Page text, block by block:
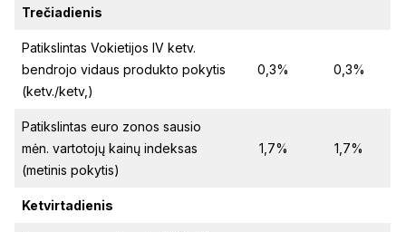
Trečiadienis
Patikslintas Vokietijos IV ketv.
bendrojo vidaus produkto pokytis
(ketv./ketv,)
0,3% 0,3%
Patikslintas euro zonos sausio
mėn. vartotojų kainų indeksas
(metinis pokytis)
1,7% 1,7%
Ketvirtadienis